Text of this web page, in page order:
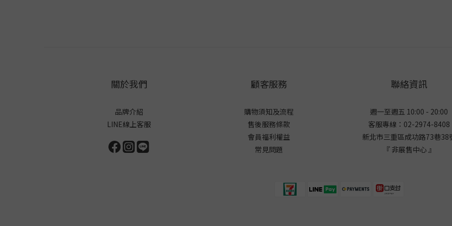
關於我們
品牌介紹
LINE線上客服
顧客服務
購物須知及流程
售後服務條款
會員福利權益
常見問題
聯絡資訊
週一至週五 10:00 - 20:00
客服專線：02-2974-8408
新北市三重區成功路73巷38
『 非展售中心 』